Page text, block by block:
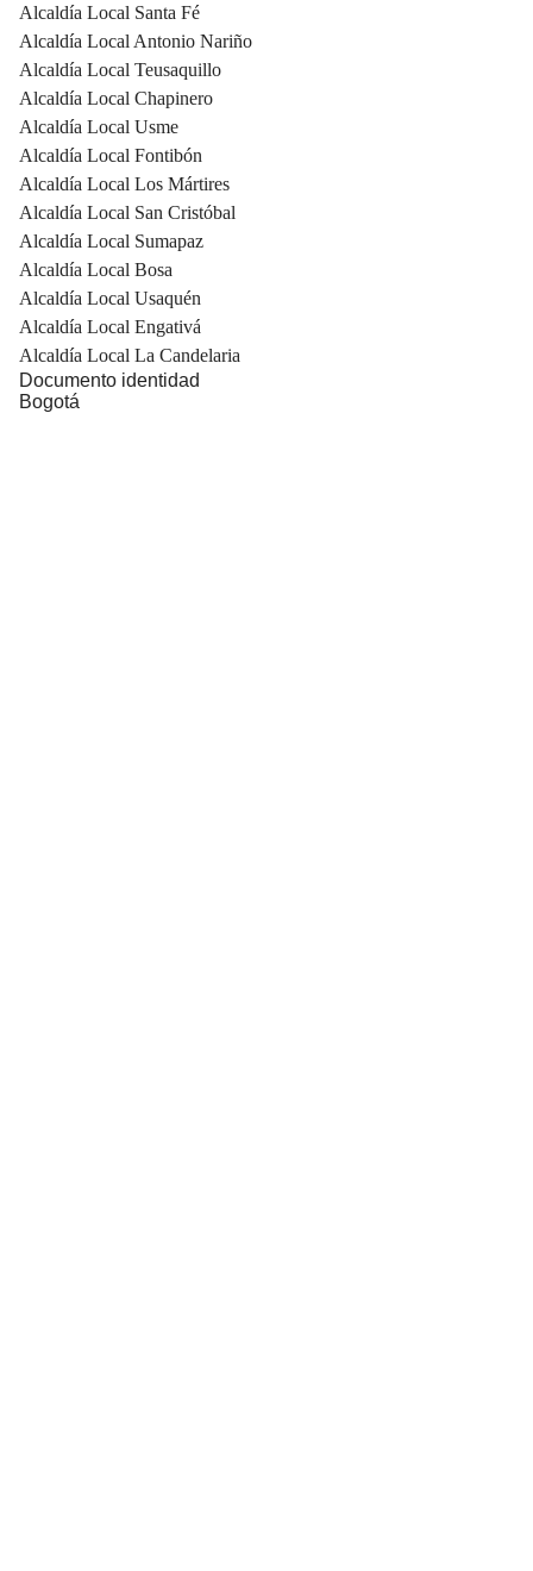
Alcaldía Local Santa Fé
Alcaldía Local Antonio Nariño
Alcaldía Local Teusaquillo
Alcaldía Local Chapinero
Alcaldía Local Usme
Alcaldía Local Fontibón
Alcaldía Local Los Mártires
Alcaldía Local San Cristóbal
Alcaldía Local Sumapaz
Alcaldía Local Bosa
Alcaldía Local Usaquén
Alcaldía Local Engativá
Alcaldía Local La Candelaria
Documento identidad
Bogotá